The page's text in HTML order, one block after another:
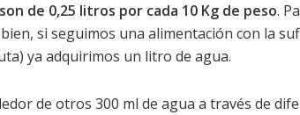
de 0,25 litros por cada 10 Kg de peso.
si seguimos una alimentación con la
ya adquirimos un litro de agua.
de otros 300 ml de agua a través de